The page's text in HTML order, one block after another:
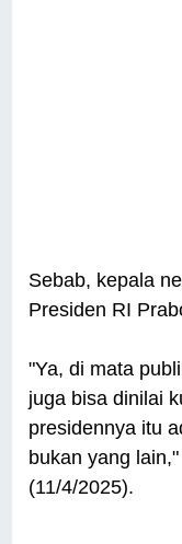
Sebab, kepala
Presiden RI
"Ya, di mata
juga bisa dinilai
presidennya itu
bukan yang
(11/4/2025).